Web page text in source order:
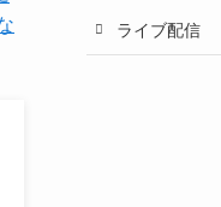
ライブ配信